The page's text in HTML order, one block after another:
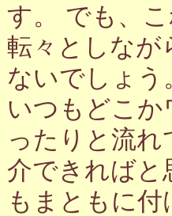
す。 でも、
転々としなが
ないでしょ
いつもどこ
ったりと流
介できればと
もまともに